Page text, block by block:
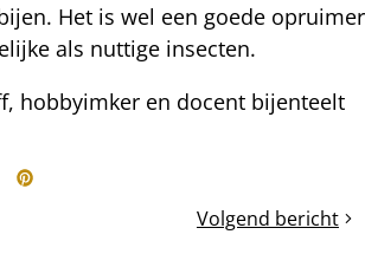
Het is wel een goede opruimer
als nuttige insecten.
hobbyimker en docent bijenteelt
Pinterest
Volgend bericht
Paarden-